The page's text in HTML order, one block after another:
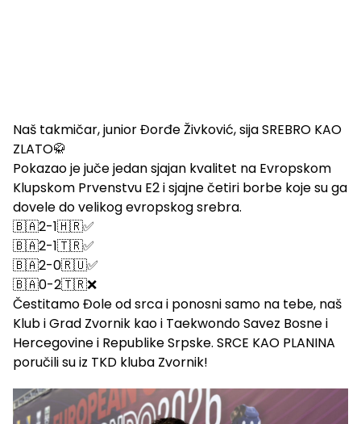
Naš takmičar, junior Đorđe Živković, sija SREBRO KAO
ZLATO🥋
Pokazao je juče jedan sjajan kvalitet na Evropskom
Klupskom Prvenstvu E2 i sjajne četiri borbe koje su ga
dovele do velikog evropskog srebra.
🇧🇦2-1🇭🇷✅
🇧🇦2-1🇹🇷✅
🇧🇦2-0🇷🇺✅
🇧🇦0-2🇹🇷❌
Čestitamo Đole od srca i ponosni samo na tebe, naš
Klub i Grad Zvornik kao i Taekwondo Savez Bosne i
Hercegovine i Republike Srpske. SRCE KAO PLANINA
poručili su iz TKD kluba Zvornik!